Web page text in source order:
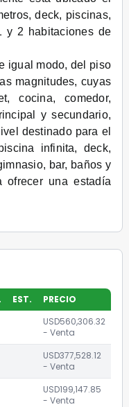
deck, piscinas,
y 2 habitaciones de
igual modo, del piso
magnitudes, cuyas
cocina, comedor,
y secundario,
destinado para el
infinita, deck,
bar, baños y
ofrecer una estadía
EST. PRECIO
USD560,306.32
- Venta
USD377,528.12
- Venta
USD199,147.85
- Venta